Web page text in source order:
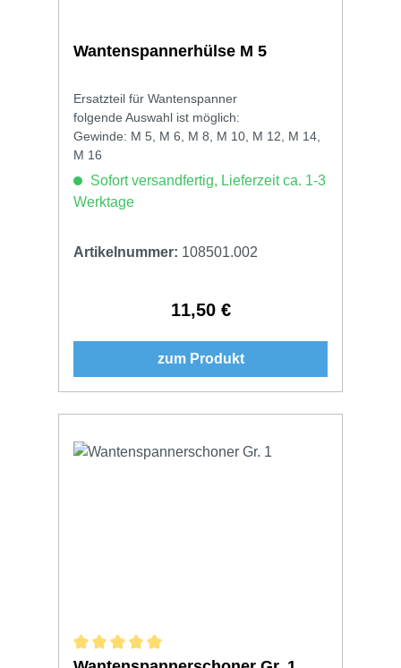
Wantenspannerhülse M 5
Ersatzteil für Wantenspanner
folgende Auswahl ist möglich:
Gewinde: M 5, M 6, M 8, M 10, M 12, M 14,
M 16
Sofort versandfertig, Lieferzeit ca. 1-3
Werktage
Artikelnummer: 108501.002
Regulärer Preis:
11,50 €
zum Produkt
Durchschnittliche Bewertung von 5 von 5 Sternen